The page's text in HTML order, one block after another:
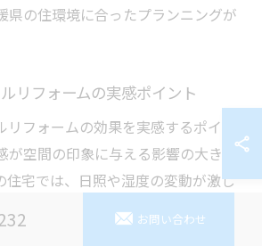
県の住環境に合ったプランニングが
リフォームの実感ポイント
フォームの効果を実感するポイン
が空間の印象に与える影響の大きさ
住宅では、日照や湿度の変動が激し
光性に優れた壁紙を選ぶことが長く
お問い合わせ